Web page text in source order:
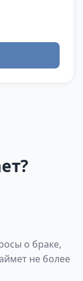
о браке,
не более